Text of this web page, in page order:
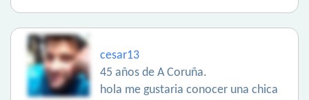
cesar13
45 años de A Coruña.
hola me gustaria conocer una chica